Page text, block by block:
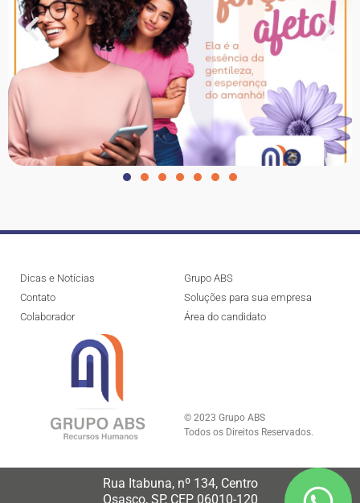
© 2023 Grupo ABS
Todos os Direitos Reservados.
Grupo ABS
Soluções para sua empresa
Área do candidato
Dicas e Notícias
Contato
Colaborador
Rua Itabuna, nº 134, Centro
Osasco, SP, CEP 06010-120